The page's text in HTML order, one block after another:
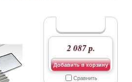
2 087 р.
Добавить в корзину
Сравнить